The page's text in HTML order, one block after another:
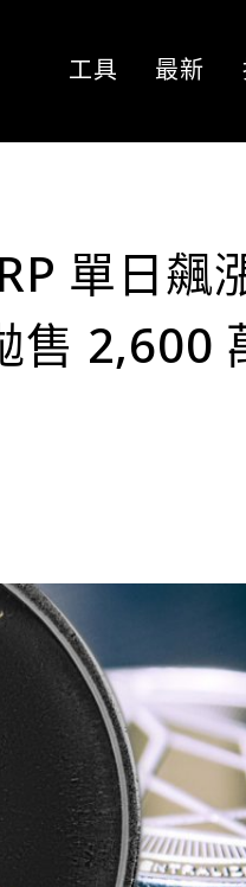
工具 最新
單日飆
售 2,600